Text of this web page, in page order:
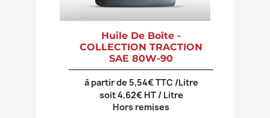
Huile De Boîte -
COLLECTION TRACTION
SAE 80W-90
à partir de 5,54€ TTC /Litre
soit 4,62€ HT / Litre
Hors remises